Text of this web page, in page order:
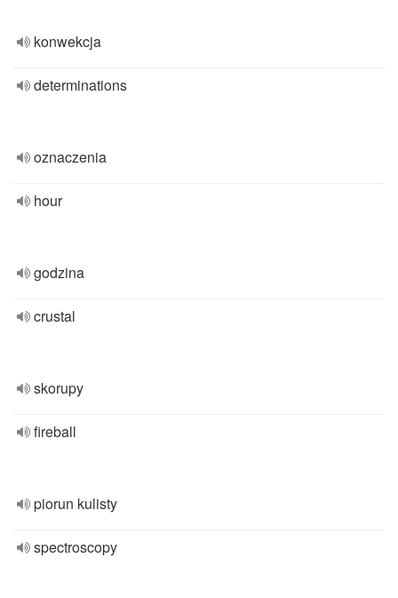
konwekcja
determinations
oznaczenia
hour
godzina
crustal
skorupy
fireball
piorun kulisty
spectroscopy